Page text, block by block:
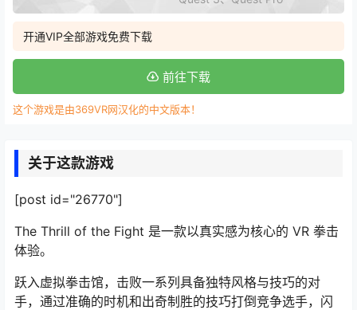
开通VIP全部游戏免费下载
前往下载
这个游戏是由369VR网汉化的中文版本！
关于这款游戏
[post id="26770"]
The Thrill of the Fight 是一款以真实感为核心的 VR 拳击
体验。
跃入虚拟拳击馆，击败一系列具备独特风格与技巧的对
手，通过准确的时机和出奇制胜的技巧打倒竞争选手，闪